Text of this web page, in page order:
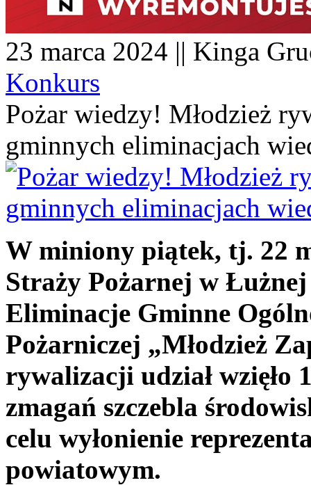
23 marca 2024 || Kinga
Konkurs
Pożar wiedzy! Młodzież
gminnych eliminacjach
W miniony piątek, tj. 22
Straży Pożarnej w
Eliminacje Gminne
Pożarniczej „Młodzież
rywalizacji udział wzięło
zmagań szczebla
celu wyłonienie
powiatowym.